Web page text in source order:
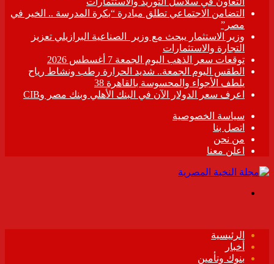
التضامن الاجتماعي تطلق مبادرة “بكرة المدرسة .. الخير في
مصر”
وزير الاستثمار يبحث مع وزير الصناعية البرازيلي تعزيز
التجارة والاستثمارات
توقعات سعر الذهب اليوم الجمعة 7 أغسطس 2026
الطقس اليوم الجمعة.. شديد الحرارة رطب ونشاط رياح
يلطف الأجواء والمحسوسة بالقاهرة 38
اعرف سعر الدولار الآن في البنك الأهلي وبنك مصر وCIB
سياسة الخصوصية
اتصل بنا
من نحن
اعلن معنا
الرئيسية
أخبار
بنوك وتأمين